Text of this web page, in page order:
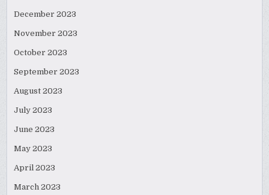
December 2023
November 2023
October 2023
September 2023
August 2023
July 2023
June 2023
May 2023
April 2023
March 2023